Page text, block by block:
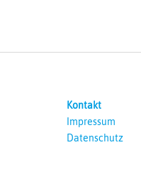
Kontakt
Impressum
Datenschutz